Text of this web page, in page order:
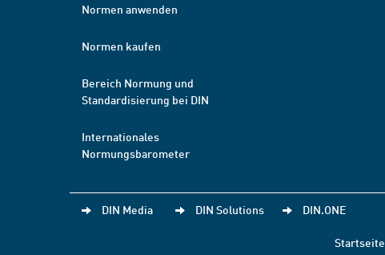
Normen anwenden
Normen kaufen
Bereich Normung und
Standardisierung bei DIN
Internationales
Normungsbarometer
DIN Media DIN Solutions DIN.ONE
Startseite